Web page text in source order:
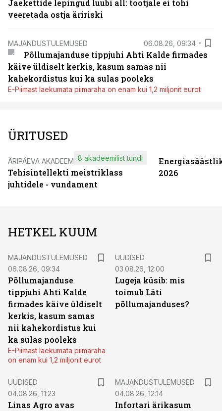
Jaekettide lepingud luubi all: tootjale ei tohi
veeretada ostja äririski
MAJANDUSTULEMUSED 06.08.26, 09:34
Põllumajanduse tippjuhi Ahti Kalde firmades
käive üldiselt kerkis, kasum samas nii
kahekordistus kui ka sulas pooleks
E-Piimast laekumata piimaraha on enam kui 1,2 miljonit eurot
ÜRITUSED
ÄRIPÄEVA AKADEEMIA
Tehisintellekti meistriklass
juhtidele - vundament
8 akadeemilist tundi
2026
HETKEL KUUM
MAJANDUSTULEMUSED
06.08.26, 09:34
Põllumajanduse
tippjuhi Ahti Kalde
firmades käive üldiselt
kerkis, kasum samas
nii kahekordistus kui
ka sulas pooleks
E-Piimast laekumata piimaraha
on enam kui 1,2 miljonit eurot
UUDISED
03.08.26, 12:00
Lugeja küsib: mis
toimub Läti
põllumajanduses?
UUDISED
04.08.26, 11:23
Linas Agro avas
MAJANDUSTULEMUSED
04.08.26, 12:14
Infortari ärikasum